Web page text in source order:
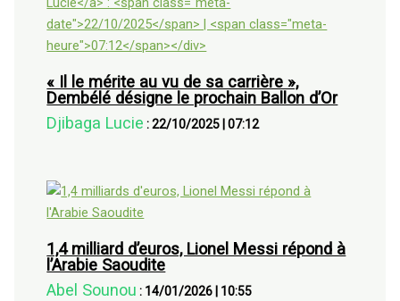
« Il le mérite au vu de sa carrière »,
Dembélé désigne le prochain Ballon d’Or
Djibaga Lucie :22/10/2025 |07:12
1,4 milliard d’euros, Lionel Messi répond à
l’Arabie Saoudite
Abel Sounou : 14/01/2026 10:55